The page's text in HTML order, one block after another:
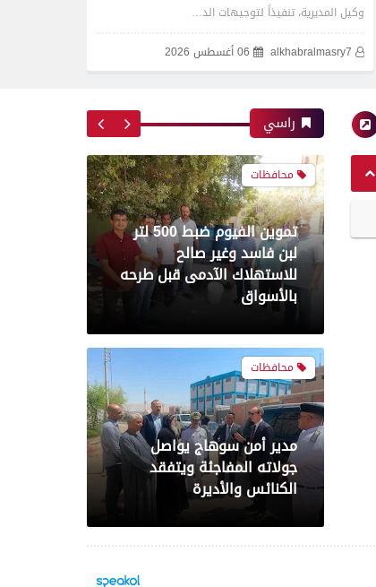
وكيل المديرية، تنفيذاً لتوجيهات الد…
alkhabralmasry7
06 أغسطس 2026
راسي
تموين الفيوم ضبط سيارة نقل
محملة بـ 1750 كيلو جبنة
مجهولة المصدر وغير صالحة
للاستهلاك الآدمي
محافظات
تموين الفيوم ضبط 500 لتر
لبن فاسد وغير صالح
للاستهلاك الآدمى قبل طرحه
بالأسواق
محافظات
مدير أمن سوهاج يواصل
جولاته المفاجئة ويتفقد
الكنائس والأديرة